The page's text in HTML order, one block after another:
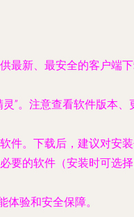
最新、最安全的客户端
”。注意查看软件版本
件。下载后，建议对安装
要的软件（安装时可选
验和安全保障。